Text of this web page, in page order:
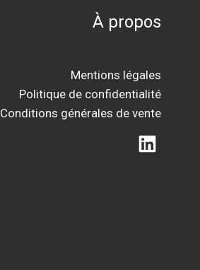
À propos
Mentions légales
Politique de confidentialité
Conditions générales de vente